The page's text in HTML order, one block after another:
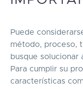
Puede
método, proceso,
busque solucionar
Para cumplir su
características